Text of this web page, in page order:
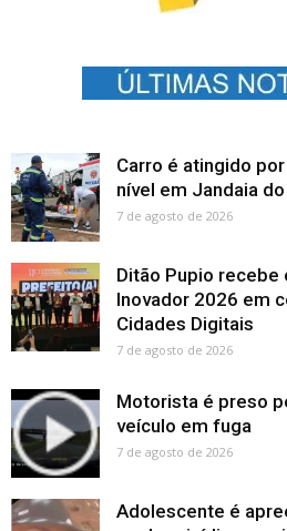
Carro é atingido
nível em Jandaia do
7 de agosto de 2026
Ditão Pupio
Inovador 2026 em
Cidades Digitais
7 de agosto de 2026
Motorista é preso
veículo em fuga
7 de agosto de 2026
Adolescente é